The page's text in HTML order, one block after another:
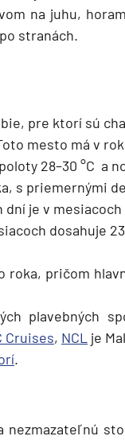
na juhu,
stranách.
pre ktorí sú
mesto má v
28–30 °C a
s priemernými
dní je v
dosahuje 23
pričom
plavebných
Cruises, NCL je
.
nezmazateľnú